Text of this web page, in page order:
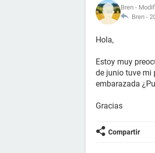
Bren -
Bren -
Hola,
Estoy muy
de junio tuve mi
embarazada
Gracias
Compartir